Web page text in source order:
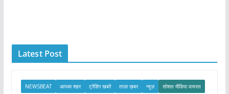
Latest Post
NEWSBEAT आपका शहर ट्रेंडिंग खबरें ताज़ा ख़बर न्यूज़ सोशल मीडिया वायरल